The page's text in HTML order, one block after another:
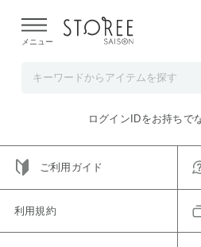
よる配送遅延が発生しております。
メニュー
ご指定のアイテムは取り扱い終了
トップへ戻る
ログインIDをお持ちで
ご利用ガイド
利用規約